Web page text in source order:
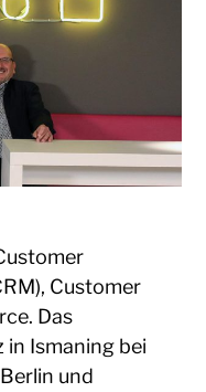
Customer
Das
Ismaning bei
und